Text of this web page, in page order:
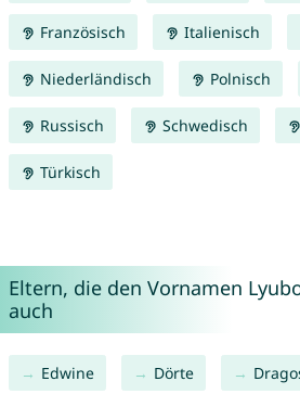
Französisch Italienisch
Niederländisch Polnisch
Russisch Schwedisch
Türkisch
Eltern, die den Vornamen
auch
Edwine Dörte